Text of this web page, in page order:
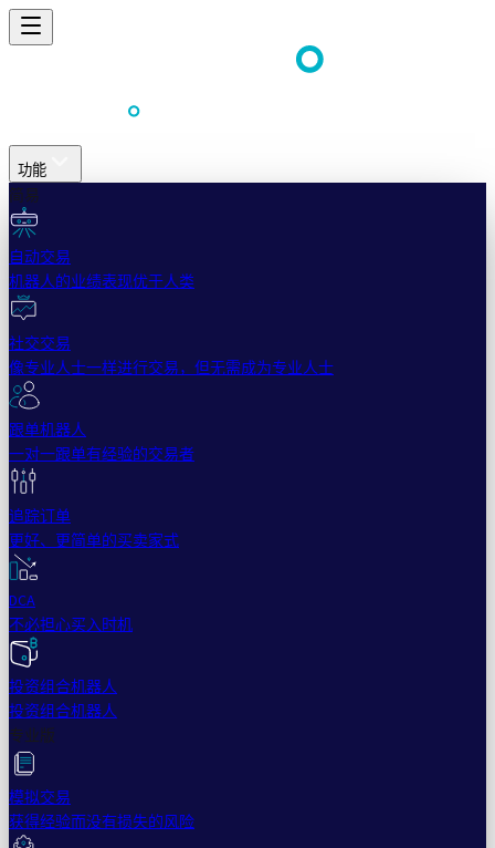
功能
简易
自动交易
机器人的业绩表现优于人类
社交交易
像专业人士一样进行交易，但无需成为专业人士
跟单机器人
一对一跟单有经验的交易者
追踪订单
更好、更简单的买卖家式
DCA
不必担心买入时机
投资组合机器人
投资组合机器人
专业版
模拟交易
获得经验而没有损失的风险